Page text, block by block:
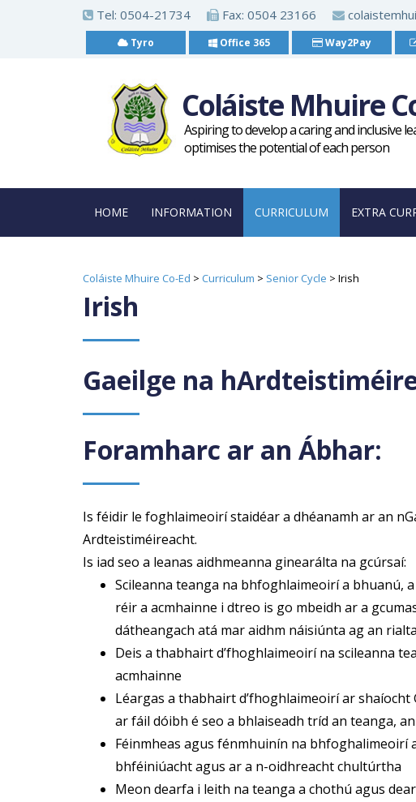
i
c
Tel: 0504-21734 Fax: 0504 23166
Tyro Office 365 Way2Pay
Coláiste Mhuire
Aspiring to develop a caring and inclusive
optimises the potential of each person
HOME INFORMATION CURRICULUM EXTRA
Coláiste Mhuire Co-Ed > Curriculum > Senior Cycle > Irish
Irish
Gaeilge na
Foramharc ar an Ábhar:
Is féidir le foghlaimeoirí staidéar a dhéanamh ar an
Ardteistiméireacht.
Is iad seo a leanas aidhmeanna ginearálta na gcúrsaí:
Scileanna teanga na bhfoghlaimeoirí a bhuanú,
réir a acmhainne i dtreo is go mbeidh ar a
dátheangach atá mar aidhm náisiúnta ag an
Deis a thabhairt d’fhoghlaimeoirí na scileanna
acmhainne
Léargas a thabhairt d’fhoghlaimeoirí ar
ar fáil dóibh é seo a bhlaiseadh tríd an teanga,
Féinmheas agus fénmhuinín na
bhféiniúacht agus ar a n-oidhreacht chultúrtha
Meon dearfa i leith na teanga a chothú agus